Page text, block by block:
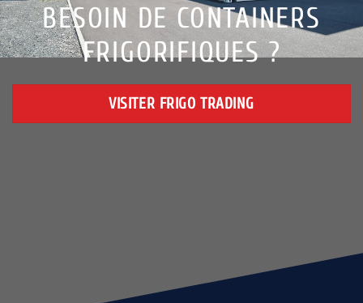
BESOIN DE CONTAINERS
FRIGORIFIQUES ?
VISITER FRIGO TRADING